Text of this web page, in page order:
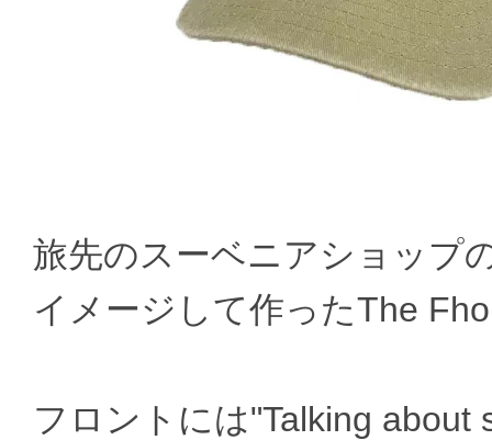
旅先のスーベニアショップ
イメージして作ったThe
フロントには"Talking about